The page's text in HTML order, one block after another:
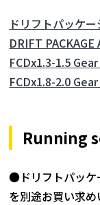
ドリフトパッケ
DRIFT
FCDx1.3-1.5
FCDx1.8-2.0
Running
●ドリフトパッケ
を別途お買い求